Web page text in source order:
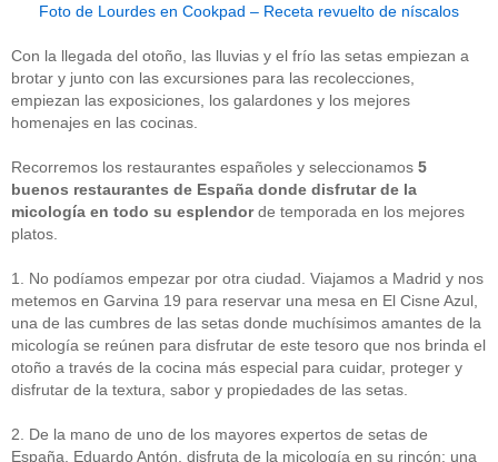
Foto de Lourdes en Cookpad – Receta revuelto de níscalos
Con la llegada del otoño, las lluvias y el frío las setas empiezan a
brotar y junto con las excursiones para las recolecciones,
empiezan las exposiciones, los galardones y los mejores
homenajes en las cocinas.
Recorremos los restaurantes españoles y seleccionamos 5
buenos restaurantes de España donde disfrutar de la
micología en todo su esplendorde temporada en los mejores
platos.
1. No podíamos empezar por otra ciudad. Viajamos a Madrid y nos
metemos en Garvina 19 para reservar una mesa en El Cisne Azul,
una de las cumbres de las setas donde muchísimos amantes de la
micología se reúnen para disfrutar de este tesoro que nos brinda el
otoño a través de la cocina más especial para cuidar, proteger y
disfrutar de la textura, sabor y propiedades de las setas.
2. De la mano de uno de los mayores expertos de setas de
España, Eduardo Antón, disfruta de la micología en su rincón: una